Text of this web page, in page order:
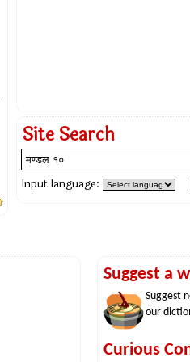
Site Search
Input language:
Suggest a
Suggest
our
Curious